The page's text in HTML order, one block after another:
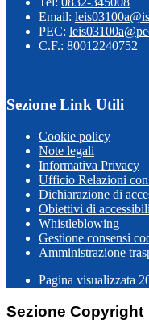
Email:
PEC:
C.F.: 80012240752
Sezione Link Utili
Cookie policy
Note legali
Informativa Privacy
Ufficio Relazioni
Dichiarazione di
Obiettivi di
Whistleblowing
Gestione consensi
Amministrazione
Pagina visualizzata
Sezione Copyright